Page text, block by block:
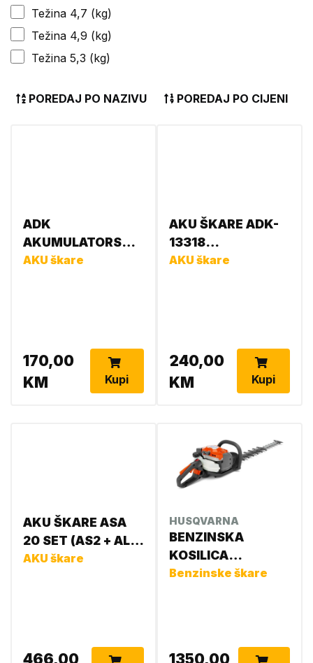
Težina 4,7 (kg)
Težina 4,9 (kg)
Težina 5,3 (kg)
POREDAJ PO NAZIVU POREDAJ PO CIJENI
ADK
AKUMULATORSKE
ŠKARE ZA
AKU škare
170,00
KM
Kupi
AKU ŠKARE ADK-
13318
3856019133188
AKU škare
240,00
KM
Kupi
AKU ŠKARE ASA
20 SET (AS2 + AL1 )
VA05 011 6210
AKU škare
466,00
HUSQVARNA
BENZINSKA
KOSILICA
967658701
Benzinske škare
1350,00